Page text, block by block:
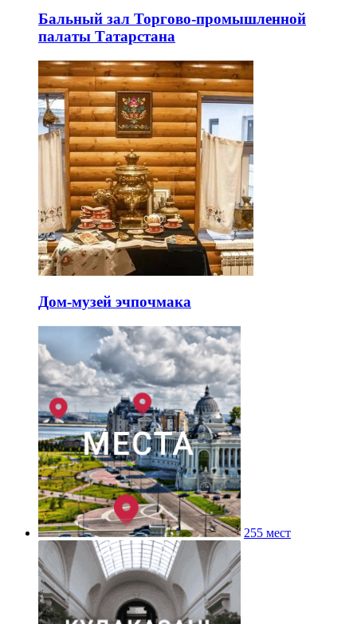
Бальный зал Торгово-промышленной
палаты Татарстана
Дом-музей эчпочмака
255 мест